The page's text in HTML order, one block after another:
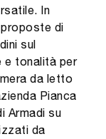
In
di
sul
e tonalità per
da letto
Pianca
Armadi su
da